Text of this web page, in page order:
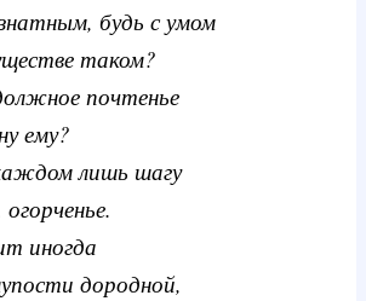
будь с умом
таком?
почтенье
ему?
лишь шагу
иногда
дородной,